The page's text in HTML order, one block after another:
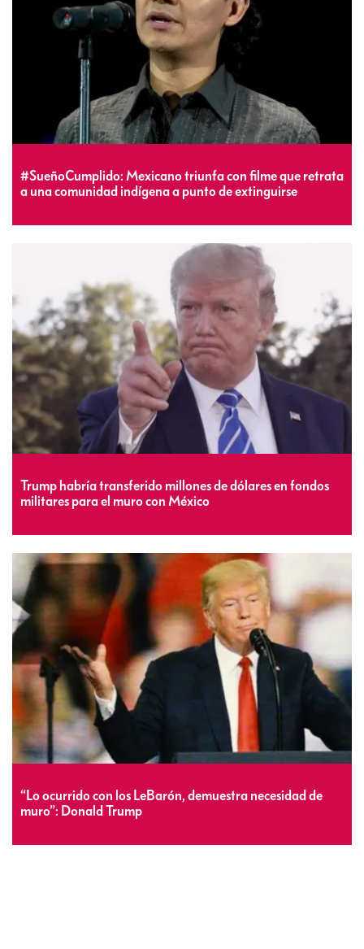
#SueñoCumplido: Mexicano triunfa con filme que retrata
a una comunidad indígena a punto de extinguirse
Trump habría transferido millones de dólares en fondos
militares para el muro con México
“Lo ocurrido con los LeBarón, demuestra necesidad de
muro”: Donald Trump